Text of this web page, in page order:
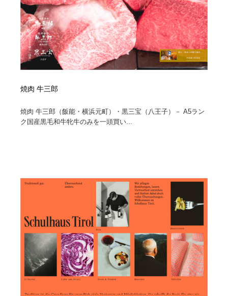
焼肉 牛三郎
焼肉 牛三郎（飯能・横浜元町）・黒三宝（八王子）－ A5ラン
ク国産黒毛和牛牝牛のみを一頭買い...